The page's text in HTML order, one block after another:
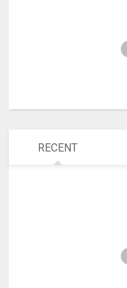
RECENT